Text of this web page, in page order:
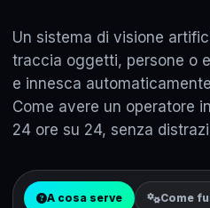
Un sistema di visione
traccia oggetti, persone o
e innesca
Come avere un operatore
24 ore su 24, senza
A cosa serve Come